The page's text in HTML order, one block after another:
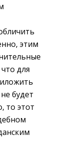
этим
для
будет
то этот